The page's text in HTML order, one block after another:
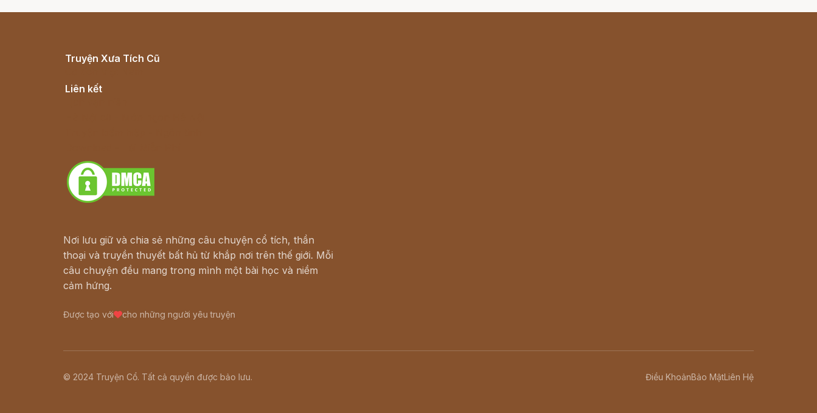
Truyện Xưa Tích Cũ
Liên kết
Nơi lưu giữ và chia sẻ những câu chuyện cổ tích, thần
thoại và truyền thuyết bất hủ từ khắp nơi trên thế giới. Mỗi
câu chuyện đều mang trong mình một bài học và niềm
cảm hứng.
Được tạo với cho những người yêu truyện
© 2024 Truyện Cổ. Tất cả quyền được bảo lưu. Điều KhoảnBảo MậtLiên Hệ